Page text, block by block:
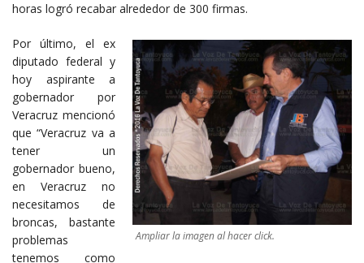
horas logró recabar alrededor de 300 firmas.
Ampliar la imagen al hacer click.
Por último, el ex
diputado federal y
hoy aspirante a
gobernador por
Veracruz mencionó
que “Veracruz va a
tener un
gobernador bueno,
en Veracruz no
necesitamos de
broncas, bastante
problemas
tenemos como